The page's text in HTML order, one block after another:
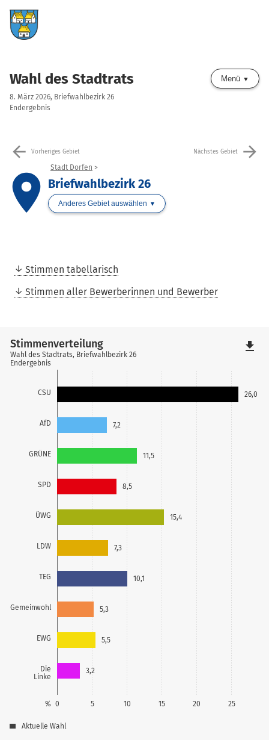
Wahl des Stadtrats
8. März 2026, Briefwahlbezirk 26
Endergebnis
Menü
arrow_back Vorheriges Gebiet Nächstes Gebiet arrow_forward
place
Stadt Dorfen
Briefwahlbezirk 26
Anderes Gebiet auswählen
Stimmen tabellarisch
Stimmen aller Bewerberinnen und Bewerber
CSU
AfD
GRÜNE
SPD
ÜWG
LDW
TEG
Gemeinwohl
EWG
Die
Linke
0 5 10 15 20 25
%
26,0
7,2
11,5
8,5
15,4
7,3
10,1
5,3
5,5
3,2
Stimmenverteilung
Wahl des Stadtrats, Briefwahlbezirk 26
Endergebnis
Aktuelle Wahl
file_download